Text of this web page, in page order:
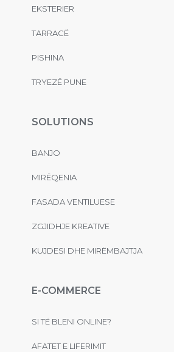
EKSTERIER
TARRACË
PISHINA
TRYEZË PUNE
SOLUTIONS
BANJO
MIRËQENIA
FASADA VENTILUESE
ZGJIDHJE KREATIVE
KUJDESI DHE MIRËMBAJTJA
E-COMMERCE
SI TË BLENI ONLINE?
AFATET E LIFERIMIT